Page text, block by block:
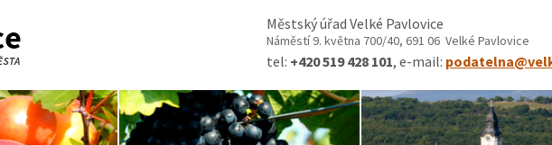
Městský úřad Velké Pavlovice
Náměstí 9. května 700/40, 691 06 Velké Pavlovice
tel: +420 519 428 101, e-mail: